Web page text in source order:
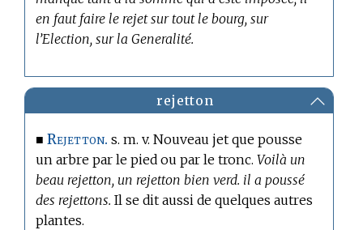
en faut faire le rejet sur tout le bourg, sur
l’Election, sur la Generalité.
rejetton
■Rejetton. s. m. v. Nouveau jet que pousse
un arbre par le pied ou par le tronc.Voilà un
beau rejetton, un rejetton bien verd. il a poussé
des rejettons. Il se dit aussi de quelques autres
plantes.